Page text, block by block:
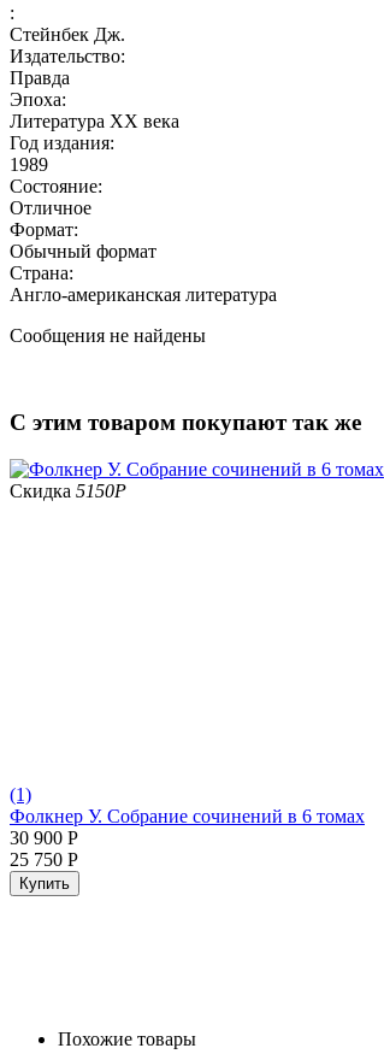
:
Стейнбек Дж.
Издательство:
Правда
Эпоха:
Литература XX века
Год издания:
1989
Состояние:
Отличное
Формат:
Обычный формат
Страна:
Англо-американская литература
Сообщения не найдены
С этим товаром покупают так же
Скидка 5150Р
(1)
Фолкнер У. Собрание сочинений в 6 томах
30 900 Р
25 750 Р
Купить
Похожие товары